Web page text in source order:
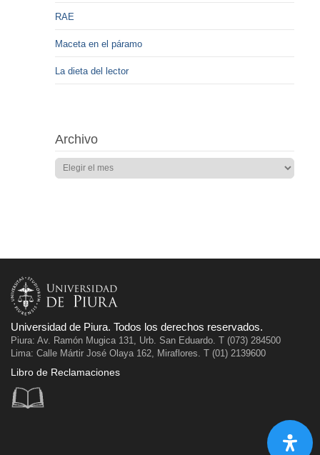
RAE
Maceta en el páramo
La dieta del lector
Archivo
Universidad de Piura. Todos los derechos reservados.
Piura: Av. Ramón Mugica 131, Urb. San Eduardo. T (073) 284500
Lima: Calle Mártir José Olaya 162, Miraflores. T (01) 2139600
Libro de Reclamaciones